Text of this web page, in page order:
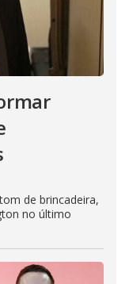
de brincadeira,
no último